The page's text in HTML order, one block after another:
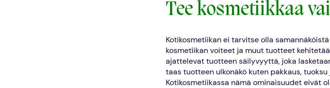
Tee kosmetiikkaa
Kotikosmetiikan ei tarvitse olla
kosmetiikan voiteet ja muut tuotteet
ajattelevat tuotteen säilyvyyttä, joka
taas tuotteen ulkonäkö kuten pakkaus,
Kotikosmetiikassa nämä ominaisuudet eivät